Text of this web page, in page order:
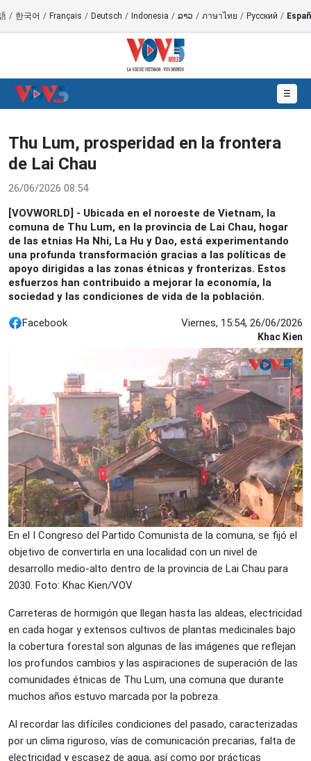
/ 한국어 / Français / Deutsch / Indonesia / ລາວ / ภาษาไทย / Русский /
☰
Thu Lum, prosperidad en la frontera
de Lai Chau
26/06/2026 08:54
[VOVWORLD] - Ubicada en el noroeste de Vietnam, la
comuna de Thu Lum, en la provincia de Lai Chau, hogar
de las etnias Ha Nhi, La Hu y Dao, está experimentando
una profunda transformación gracias a las políticas de
apoyo dirigidas a las zonas étnicas y fronterizas. Estos
esfuerzos han contribuido a mejorar la economía, la
sociedad y las condiciones de vida de la población.
Facebook Viernes, 15:54, 26/06/2026
Khac Kien
En el I Congreso del Partido Comunista de la comuna, se fijó el
objetivo de convertirla en una localidad con un nivel de
desarrollo medio-alto dentro de la provincia de Lai Chau para
2030. Foto: Khac Kien/VOV
Carreteras de hormigón que llegan hasta las aldeas, electricidad
en cada hogar y extensos cultivos de plantas medicinales bajo
la cobertura forestal son algunas de las imágenes que reflejan
los profundos cambios y las aspiraciones de superación de las
comunidades étnicas de Thu Lum, una comuna que durante
muchos años estuvo marcada por la pobreza.
Al recordar las difíciles condiciones del pasado, caracterizadas
por un clima riguroso, vías de comunicación precarias, falta de
electricidad y escasez de agua, así como por prácticas